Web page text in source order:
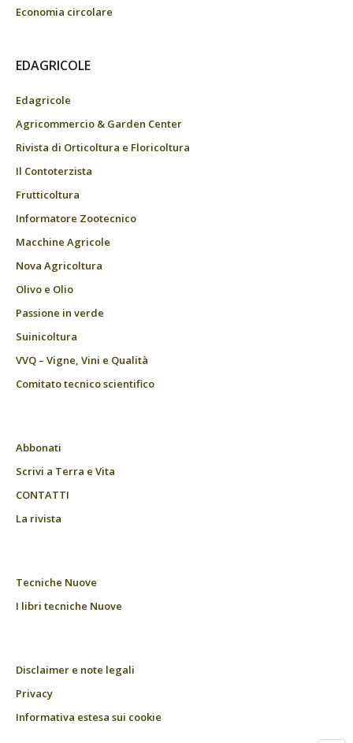
Economia circolare
EDAGRICOLE
Edagricole
Agricommercio & Garden Center
Rivista di Orticoltura e Floricoltura
Il Contoterzista
Frutticoltura
Informatore Zootecnico
Macchine Agricole
Nova Agricoltura
Olivo e Olio
Passione in verde
Suinicoltura
VVQ – Vigne, Vini e Qualità
Comitato tecnico scientifico
Abbonati
Scrivi a Terra e Vita
CONTATTI
La rivista
Tecniche Nuove
I libri tecniche Nuove
Disclaimer e note legali
Privacy
Informativa estesa sui cookie